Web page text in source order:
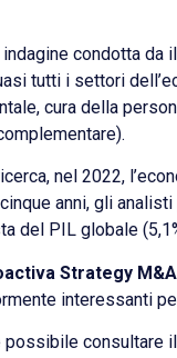
indagine condotta da il
tutti i settori
cura della
nel 2022,
anni, gli
del PIL globale
Strategy M&A
interessanti
possibile consultare